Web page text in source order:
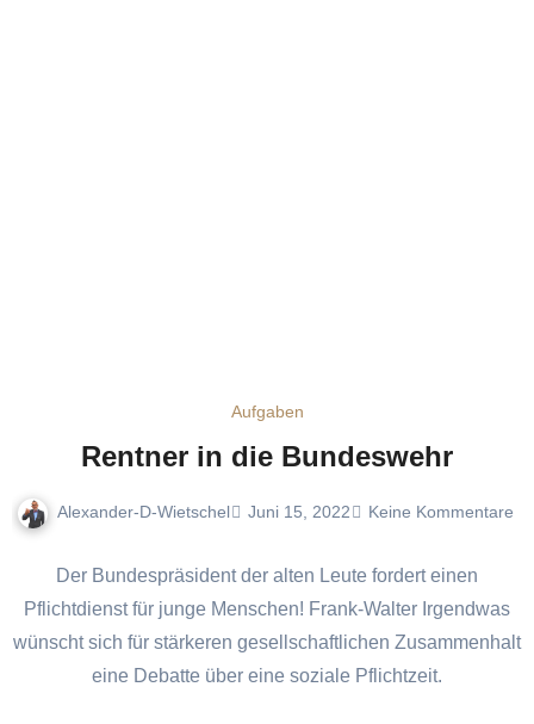
Aufgaben
Rentner in die Bundeswehr
Alexander-D-Wietschel Juni 15, 2022 Keine Kommentare
Der Bundespräsident der alten Leute fordert einen
Pflichtdienst für junge Menschen! Frank-Walter Irgendwas
wünscht sich für stärkeren gesellschaftlichen Zusammenhalt
eine Debatte über eine soziale Pflichtzeit.